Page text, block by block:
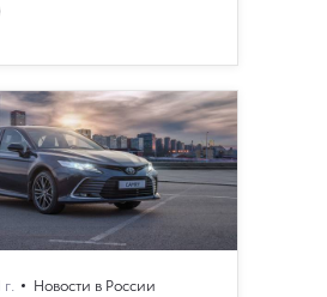
Новости в России